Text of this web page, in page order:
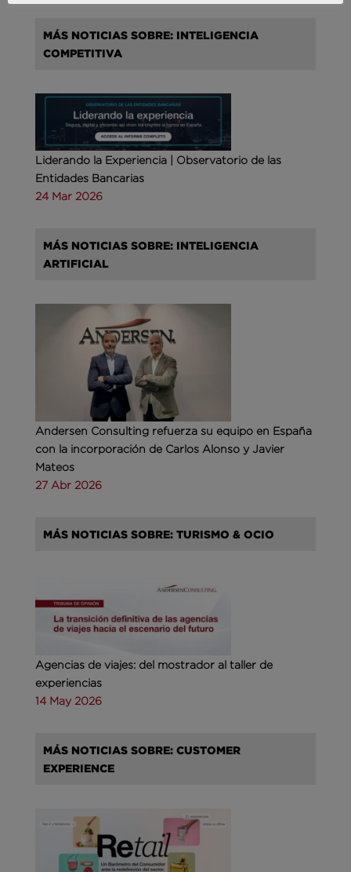
MÁS NOTICIAS SOBRE: INTELIGENCIA
COMPETITIVA
Liderando la Experiencia | Observatorio de las
Entidades Bancarias
24 Mar 2026
MÁS NOTICIAS SOBRE: INTELIGENCIA
ARTIFICIAL
Andersen Consulting refuerza su equipo en España
con la incorporación de Carlos Alonso y Javier
Mateos
27 Abr 2026
MÁS NOTICIAS SOBRE: TURISMO & OCIO
Agencias de viajes: del mostrador al taller de
experiencias
14 May 2026
MÁS NOTICIAS SOBRE: CUSTOMER
EXPERIENCE